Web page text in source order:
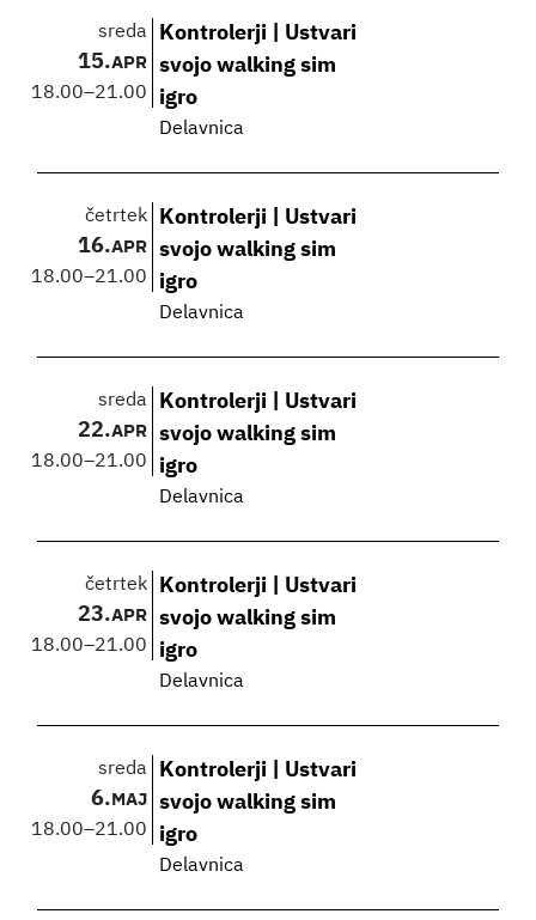
sreda
15.APR
18.00–21.00
Kontrolerji | Ustvari
svojo walking sim
igro
Delavnica
četrtek
16.APR
18.00–21.00
Kontrolerji | Ustvari
svojo walking sim
igro
Delavnica
sreda
22.APR
18.00–21.00
Kontrolerji | Ustvari
svojo walking sim
igro
Delavnica
četrtek
23.APR
18.00–21.00
Kontrolerji | Ustvari
svojo walking sim
igro
Delavnica
sreda
6. MAJ
18.00–21.00
Kontrolerji | Ustvari
svojo walking sim
igro
Delavnica